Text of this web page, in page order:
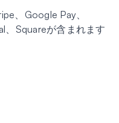
、Google Pay、
、Squareが含まれます